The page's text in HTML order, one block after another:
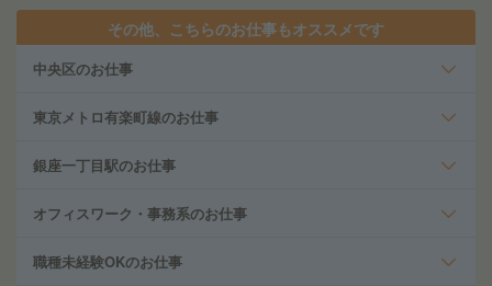
その他、こちらのお仕事もオススメです
中央区のお仕事
東京メトロ有楽町線のお仕事
銀座一丁目駅のお仕事
オフィスワーク・事務系のお仕事
職種未経験OKのお仕事